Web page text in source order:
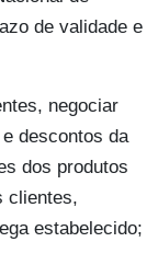
de validade e
negociar
descontos da
dos produtos
clientes,
estabelecido;